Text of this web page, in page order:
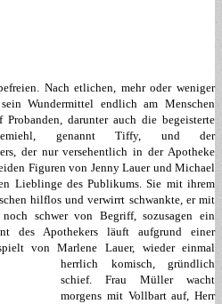
Nach etlichen, mehr oder weniger
Wundermittel endlich am Menschen
darunter auch die begeisterte
genannt Tiffy, und der
der nur versehentlich in der Apotheke
Figuren von Jenny Lauer und Michael
Lieblinge des Publikums. Sie mit ihrem
hilflos und verwirrt schwankte, er mit
schwer von Begriff, sozusagen ein
des Apothekers läuft aufgrund einer
von Marlene Lauer,
wieder einmal
herrlich komisch, gründlich
schief. Frau Müller wacht
morgens mit Vollbart auf, Herr